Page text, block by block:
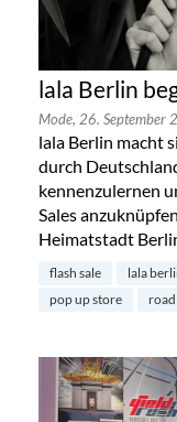
lala Berlin
Mode, 26. September
lala Berlin macht
durch
kennenzulernen
Sales
Heimatstadt
flash sale lala
pop up store